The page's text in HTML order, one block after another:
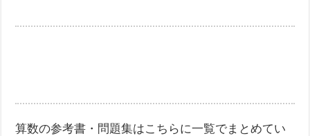
算数の参考書・問題集はこちらに一覧でまとめてい